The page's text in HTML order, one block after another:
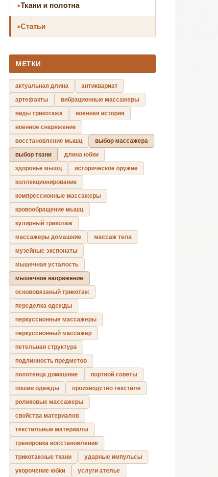
Ткани и полотна
Статьи
МЕТКИ
актуальная длина
антиквариат
артефакты
вибрационные массажеры
виды трикотажа
военная история
военное снаряжение
восстановление мышц
выбор массажера
выбор ткани
длина юбки
здоровье мышц
историческое оружие
коллекционирование
компрессионные массажеры
кровообращение мышц
кулирный трикотаж
массажеры домашние
массаж тела
музейные экспонаты
мышечная усталость
мышечное напряжение
основовязаный трикотаж
переделка одежды
перкуссионные массажеры
перкуссионный массажер
петельная структура
подлинность предметов
полотенца домашние
портной советы
пошив одежды
производство текстиля
роликовые массажеры
свойства материалов
текстильные материалы
тренировка восстановление
трикотажные ткани
ударные импульсы
укорочение юбки
услуги ателье